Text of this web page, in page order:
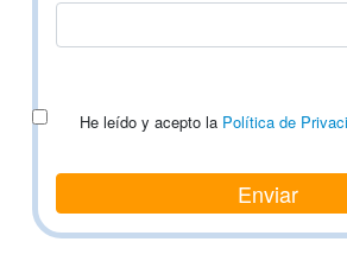
He leído y acepto la Política de
Enviar